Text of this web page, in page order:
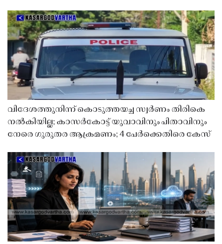
വിദേശത്തുനിന്ന് കൊടുത്തയച്ച സ്വർണം തിരികെ
നൽകിയില്ല; കാസർകോട്ട് യുവാവിനും പിതാവിനും
നേരെ ഗുരുതര ആക്രമണം; 4 പേർക്കെതിരെ കേസ്